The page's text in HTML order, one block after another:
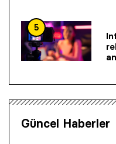
5
Güncel Haberler